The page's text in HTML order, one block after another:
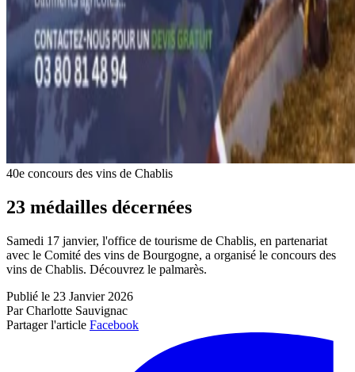
40e concours des vins de Chablis
23 médailles décernées
Samedi 17 janvier, l'office de tourisme de Chablis, en partenariat
avec le Comité des vins de Bourgogne, a organisé le concours des
vins de Chablis. Découvrez le palmarès.
Publié le 23 Janvier 2026
Par Charlotte Sauvignac
Partager l'article Facebook